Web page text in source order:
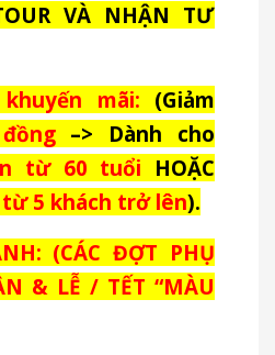
VÀ NHẬN TƯ
mãi: (Giảm
–> Dành cho
từ 60 tuổi HOẶC
5 khách trở lên).
(CÁC ĐỢT PHỤ
& LỄ / TẾT “MÀU